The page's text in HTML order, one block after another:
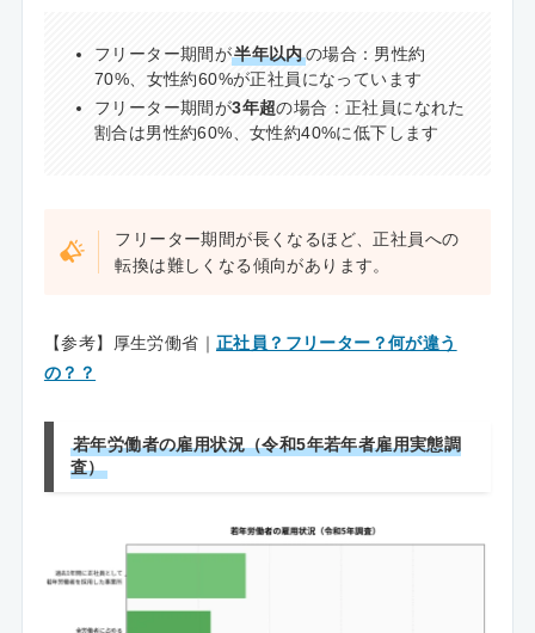
フリーター期間が半年以内の場合：男性約
70%、女性約60%が正社員になっています
フリーター期間が3年超の場合：正社員になれた
割合は男性約60%、女性約40%に低下します
フリーター期間が長くなるほど、正社員への
転換は難しくなる傾向があります。
【参考】厚生労働省｜ 正社員？フリーター？何が違う
の？？
若年労働者の雇用状況（令和5年若年者雇用実態調
査）